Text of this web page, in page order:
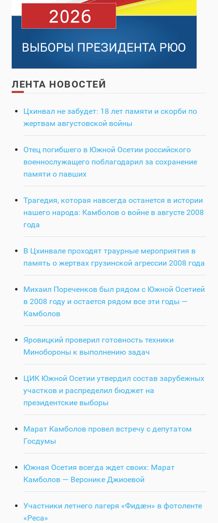
ЛЕНТА НОВОСТЕЙ
Цхинвал не забудет: 18 лет памяти и скорби по
жертвам августовской войны
Отец погибшего в Южной Осетии российского
военнослужащего поблагодарил за сохранение
памяти о павших
Трагедия, которая навсегда останется в истории
нашего народа: Камболов о войне в августе 2008
года
В Цхинвале проходят траурные мероприятия в
память о жертвах грузинской агрессии 2008 года
Михаил Пореченков был рядом с Южной Осетией
в 2008 году и остается рядом все эти годы —
Камболов
Яровицкий проверил готовность техники
Минобороны к выполнению задач
ЦИК Южной Осетии утвердил состав зарубежных
участков и распределил бюджет на
президентские выборы
Марат Камболов провел встречу с депутатом
Госдумы
Южная Осетия всегда ждет своих: Марат
Камболов — Веронике Джиоевой
Участники летнего лагеря «Фидӕн» в фотоленте
«Реса»